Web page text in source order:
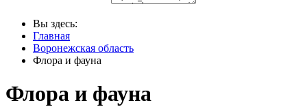
Вы здесь:
Главная
Воронежская область
Флора и фауна
Флора и фауна